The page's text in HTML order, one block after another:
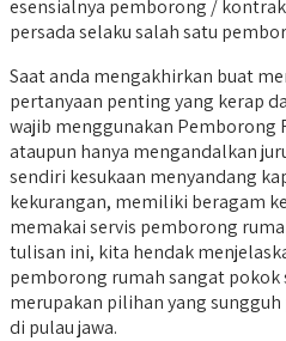
esensialnya pemborong /
persada selaku salah satu
Saat anda mengakhirkan buat
pertanyaan penting yang kerap
wajib menggunakan Pemborong
ataupun hanya mengandalkan
sendiri kesukaan menyandang
kekurangan, memiliki beragam
memakai servis pemborong
tulisan ini, kita hendak
pemborong rumah sangat pokok
merupakan pilihan yang
di pulau jawa.